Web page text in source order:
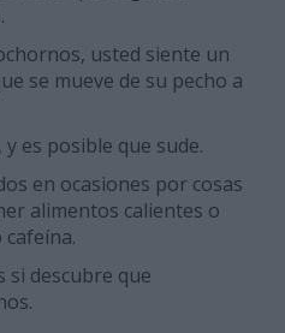
usted siente un
se mueve de su pecho a
es posible que sude.
en ocasiones por cosas
alimentos calientes o
si descubre que